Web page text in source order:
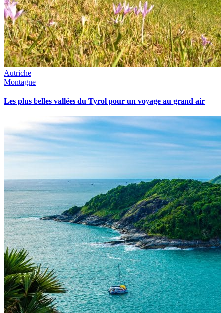
Autriche
Montagne
Les plus belles vallées du Tyrol pour un voyage au grand air